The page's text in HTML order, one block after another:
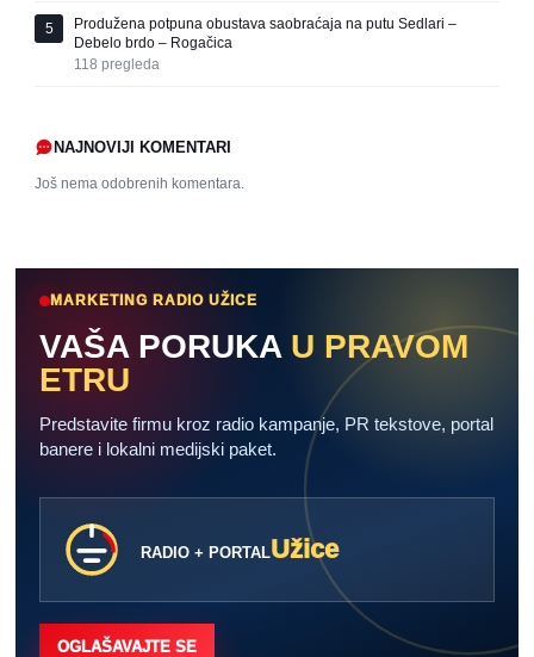
5
Produžena potpuna obustava saobraćaja na putu Sedlari –
Debelo brdo – Rogačica
118 pregleda
NAJNOVIJI KOMENTARI
Još nema odobrenih komentara.
MARKETING RADIO UŽICE
VAŠA PORUKA U PRAVOM
ETRU
Predstavite firmu kroz radio kampanje, PR tekstove, portal
banere i lokalni medijski paket.
RADIO + PORTALUžice
OGLAŠAVAJTE SE